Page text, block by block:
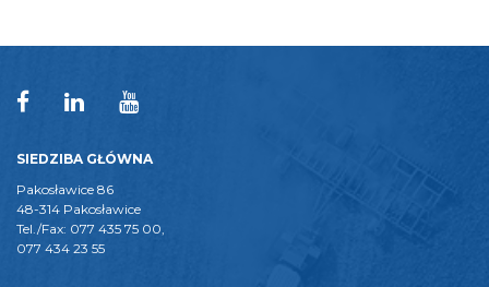
SIEDZIBA GŁÓWNA
Pakosławice 86
48-314 Pakosławice
Tel./Fax: 077 435 75 00,
077 434 23 55